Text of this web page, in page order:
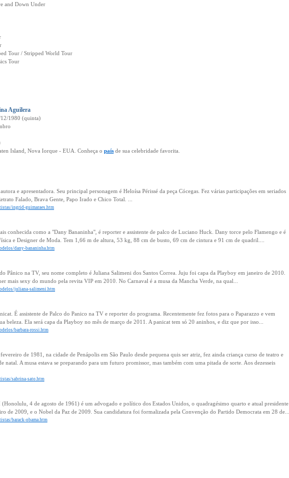
and Down Under
Tour / Stripped World Tour
Tour
Aguilera
1980 (quinta)
Island, Nova Iorque - EUA. Conheça o país de sua celebridade favorita.
e apresentadora. Seu principal personagem é Heloísa Périssé da peça Cócegas. Fez várias participações em seriados
Falado, Brava Gente, Papo Irado e Chico Total. ...
ingrid-guimaraes.htm
conhecida como a "Dany Bananinha", é reporter e assistente de palco de Luciano Huck. Dany torce pelo Flamengo e é
e Designer de Moda. Tem 1,66 m de altura, 53 kg, 88 cm de busto, 69 cm de cintura e 91 cm de quadril....
dany-bananinha.htm
Pânico na TV, seu nome completo é Juliana Salimeni dos Santos Correa. Juju foi capa da Playboy em janeiro de 2010.
mais sexy do mundo pela revita VIP em 2010. No Carnaval é a musa da Mancha Verde, na qual...
juliana-salimeni.htm
É assistente de Palco do Panico na TV e reporter do programa. Recentemente fez fotos para o Paparazzo e vem
beleza. Ela será capa da Playboy no mês de março de 2011. A panicat tem só 20 aninhos, e diz que por isso...
barbara-rossi.htm
de 1981, na cidade de Penápolis em São Paulo desde pequena quis ser atriz, fez ainda criança curso de teatro e
natal. A musa estava se preparando para um futuro promissor, mas também com uma pitada de sorte. Aos dezesseis
sabrina-sato.htm
(Honolulu, 4 de agosto de 1961) é um advogado e político dos Estados Unidos, o quadragésimo quarto e atual presidente
de 2009, e o Nobel da Paz de 2009. Sua candidatura foi formalizada pela Convenção do Partido Democrata em 28 de...
barack-obama.htm